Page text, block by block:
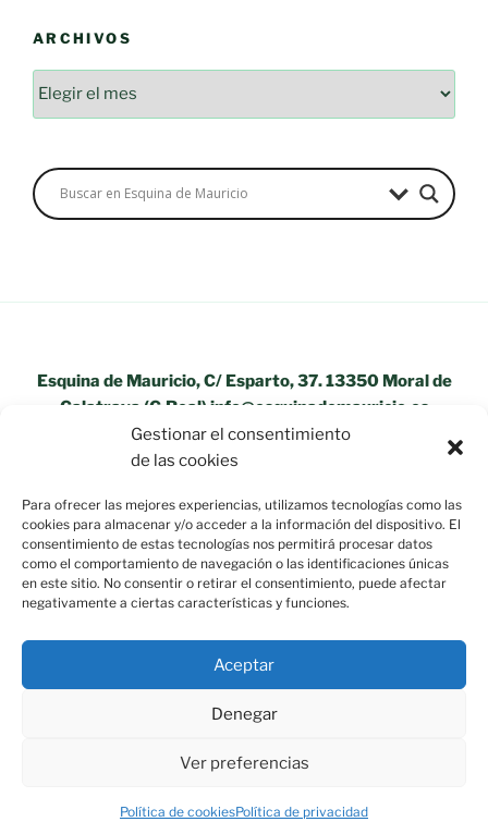
Gestionar el consentimiento
de las cookies
Para ofrecer las mejores experiencias, utilizamos tecnologías como las
cookies para almacenar y/o acceder a la información del dispositivo. El
consentimiento de estas tecnologías nos permitirá procesar datos
como el comportamiento de navegación o las identificaciones únicas
en este sitio. No consentir o retirar el consentimiento, puede afectar
negativamente a ciertas características y funciones.
Aceptar
Denegar
Ver preferencias
Política de cookiesPolítica de privacidad
ARCHIVOS
Archivos
Esquina de Mauricio, C/ Esparto, 37. 13350 Moral de
Calatrava (C.Real) info@esquinademauricio.es
«Aviso Legal»